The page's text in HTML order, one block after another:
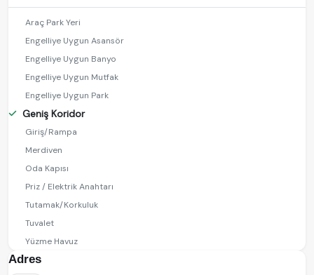
Araç Park Yeri
Engelliye Uygun Asansör
Engelliye Uygun Banyo
Engelliye Uygun Mutfak
Engelliye Uygun Park
Geniş Koridor
Giriş/Rampa
Merdiven
Oda Kapısı
Priz / Elektrik Anahtarı
Tutamak/Korkuluk
Tuvalet
Yüzme Havuz
Adres